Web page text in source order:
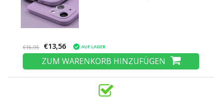
€16,95 €13,56 AUF LAGER
ZUM WARENKORB HINZUFÜGEN